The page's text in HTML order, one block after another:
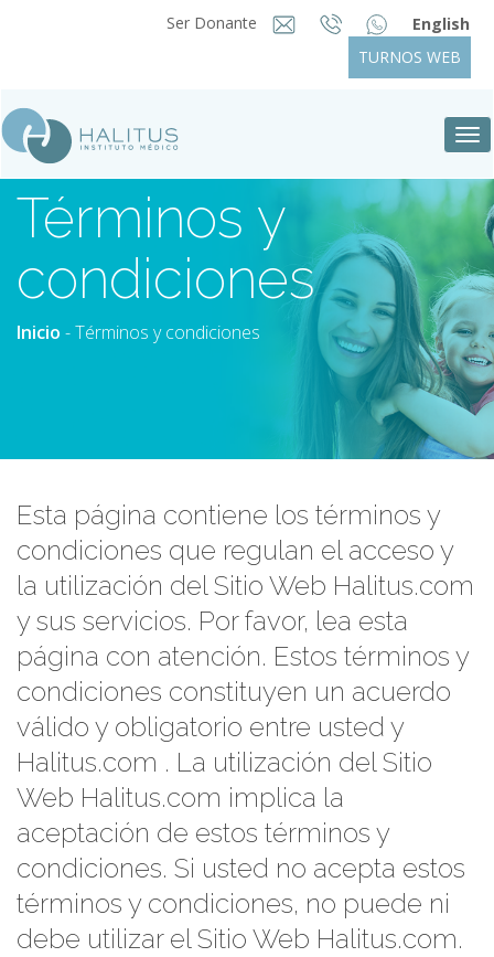
Ser Donante
English
TURNOS WEB
Términos y
condiciones
Inicio - Términos y condiciones
Esta página contiene los términos y
condiciones que regulan el acceso y
la utilización del Sitio Web Halitus.com
y sus servicios. Por favor, lea esta
página con atención. Estos términos y
condiciones constituyen un acuerdo
válido y obligatorio entre usted y
Halitus.com . La utilización del Sitio
Web Halitus.com implica la
aceptación de estos términos y
condiciones. Si usted no acepta estos
términos y condiciones, no puede ni
debe utilizar el Sitio Web Halitus.com.